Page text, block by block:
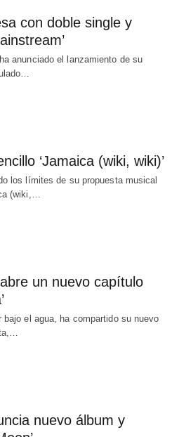
con doble single y
anunciado el lanzamiento de su
‘Jamaica (wiki, wiki)’
los límites de su propuesta musical
(wiki,…
un nuevo capítulo
el agua, ha compartido su nuevo
nuevo álbum y